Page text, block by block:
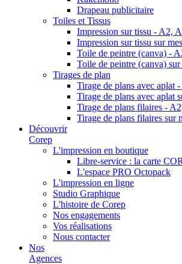
Drapeau publicitaire
Toiles et Tissus
Impression sur tissu - A2,
Impression sur tissu sur
Toile de peintre (canva) -
Toile de peintre (canva) sur
Tirages de plan
Tirage de plans avec aplat
Tirage de plans avec aplat
Tirage de plans filaires -
Tirage de plans filaires sur
Découvrir
Corep
L'impression en boutique
Libre-service : la carte
L'espace PRO Octopack
L'impression en ligne
Studio Graphique
L'histoire de Corep
Nos engagements
Vos réalisations
Nous contacter
Nos
Agences